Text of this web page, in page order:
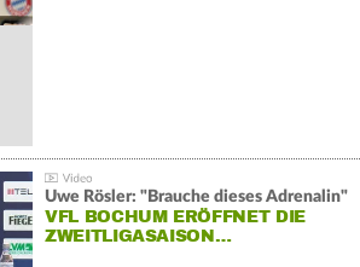
Uwe Rösler: "Brauche dieses Adrenalin"
VFL BOCHUM ERÖFFNET DIE
ZWEITLIGASAISON…